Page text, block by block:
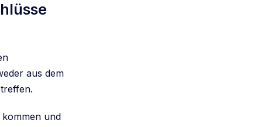
aus dem
und